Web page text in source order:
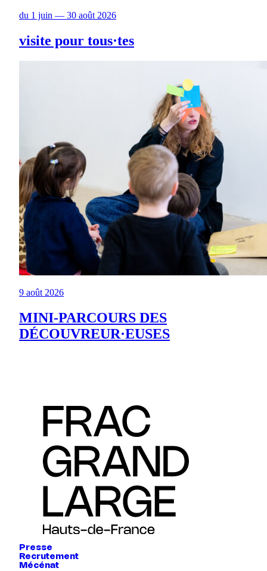
du 1 juin — 30 août 2026
visite pour tous·tes
9 août 2026
MINI-PARCOURS DES
DÉCOUVREUR·EUSES
Presse
Recrutement
Mécénat